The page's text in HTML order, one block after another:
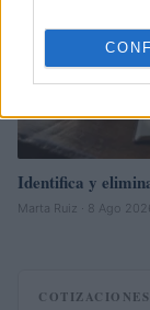
Identifica y
Marta Ruiz · 8 Ago